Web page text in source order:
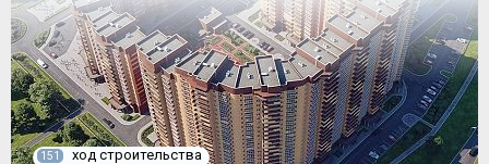
151 ход строительства